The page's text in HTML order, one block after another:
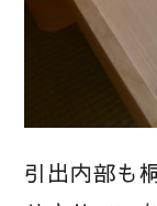
引出内部も